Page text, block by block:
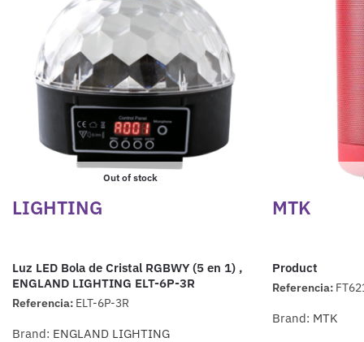
Out of stock
LIGHTING
Luz LED Bola de Cristal RGBWY (5 en 1) ,
ENGLAND LIGHTING ELT-6P-3R
Referencia: ELT-6P-3R
Brand: ENGLAND LIGHTING
MTK
Product
Referencia:
Brand: MTK